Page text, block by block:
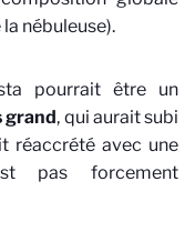
nébuleuse).
pourrait être un
grand, qui aurait subi
réaccrété avec une
pas forcement